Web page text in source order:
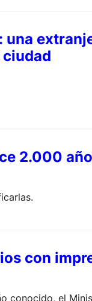
2.000
con
conocido, el